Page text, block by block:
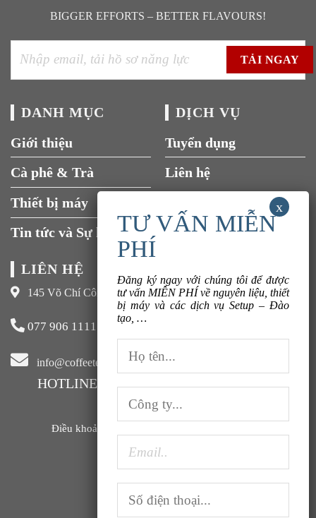
BIGGER EFFORTS – BETTER FLAVOURS!
DANH MỤC
Giới thiệu
Cà phê & Trà
Thiết bị máy
Tin tức và Sự kiện
DỊCH VỤ
Tuyển dụng
Liên hệ
LIÊN HỆ
145 Võ Chí Công, Xuân La, Tây Hồ, Hà Nội
077 906 1111
info@coffeeteavn.com
HOTLINE KINH DOANH:077 906 1111
Điều khoản sử dụng |
Đăng ký ngay với chúng tôi để được
tư vấn MIỄN PHÍ về nguyên liệu, thiết
bị máy và các dịch vụ Setup – Đào
tạo, …